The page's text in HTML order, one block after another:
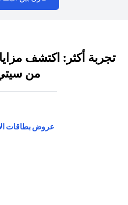
تجربة أكثر: اكتشف
من
عروض بطاقات